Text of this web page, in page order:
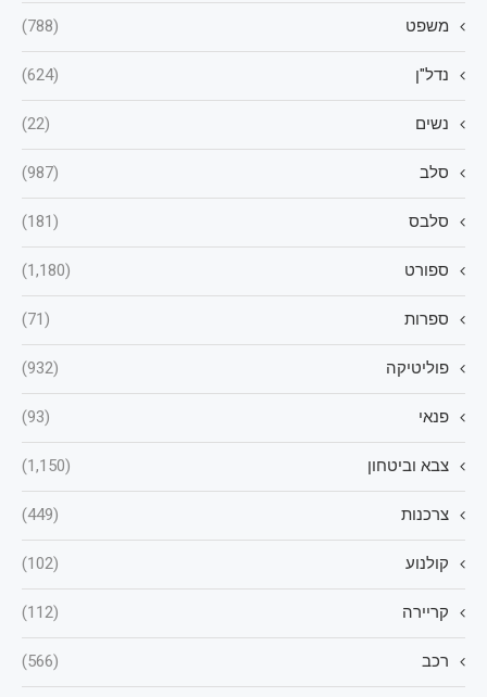
משפט (788)
נדל"ן (624)
נשים (22)
סלב (987)
סלבס (181)
ספורט (1,180)
ספרות (71)
פוליטיקה (932)
פנאי (93)
צבא וביטחון (1,150)
צרכנות (449)
קולנוע (102)
קריירה (112)
רכב (566)